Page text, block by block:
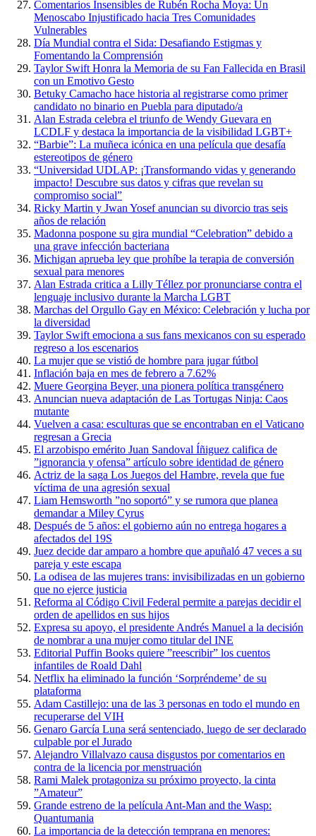
Comentarios Insensibles de Rubén Rocha Moya: Un
Menoscabo Injustificado hacia Tres Comunidades
Vulnerables
Día Mundial contra el Sida: Desafiando Estigmas y
Fomentando la Comprensión
Taylor Swift Honra la Memoria de su Fan Fallecida en Brasil
con un Emotivo Gesto
Betuky Camacho hace historia al registrarse como primer
candidato no binario en Puebla para diputado/a
Alan Estrada celebra el triunfo de Wendy Guevara en
LCDLF y destaca la importancia de la visibilidad LGBT+
“Barbie”: La muñeca icónica en una película que desafía
estereotipos de género
“Universidad UDLAP: ¡Transformando vidas y generando
impacto! Descubre sus datos y cifras que revelan su
compromiso social”
Ricky Martin y Jwan Yosef anuncian su divorcio tras seis
años de relación
Madonna pospone su gira mundial “Celebration” debido a
una grave infección bacteriana
Michigan aprueba ley que prohíbe la terapia de conversión
sexual para menores
Alan Estrada critica a Lilly Téllez por pronunciarse contra el
lenguaje inclusivo durante la Marcha LGBT
Marchas del Orgullo Gay en México: Celebración y lucha por
la diversidad
Taylor Swift emociona a sus fans mexicanos con su esperado
regreso a los escenarios
La mujer que se vistió de hombre para jugar fútbol
Inflación baja en mes de febrero a 7.62%
Muere Georgina Beyer, una pionera política transgénero
Anuncian nueva adaptación de Las Tortugas Ninja: Caos
mutante
Vuelven a casa: esculturas que se encontraban en el Vaticano
regresan a Grecia
El arzobispo emérito Juan Sandoval Íñiguez califica de
”ignorancia y ofensa” artículo sobre identidad de género
Actriz de la saga Los Juegos del Hambre, revela que fue
víctima de una agresión sexual
Liam Hemsworth ”no soportó” y se rumora que planea
demandar a Miley Cyrus
Después de 5 años: el gobierno aún no entrega hogares a
afectados del 19S
Juez decide dar amparo a hombre que apuñaló 47 veces a su
pareja y este escapa
La odisea de las mujeres trans: invisibilizadas en un gobierno
que no ejerce justicia
Reforma al Código Civil Federal permite a parejas decidir el
orden de apellidos en sus hijos
Expresa su apoyo, el presidente Andrés Manuel a la decisión
de nombrar a una mujer como titular del INE
Editorial Puffin Books quiere ”reescribir” los cuentos
infantiles de Roald Dahl
Netflix ha eliminado la función ‘Sorpréndeme’ de su
plataforma
Adam Castillejo: una de las 3 personas en todo el mundo en
recuperarse del VIH
Genaro García Luna será sentenciado, luego de ser declarado
culpable por el Jurado
Alejandro Villalvazo causa disgustos por comentarios en
contra de la licencia por menstruación
Rami Malek protagoniza su próximo proyecto, la cinta
”Amateur”
Grande estreno de la película Ant-Man and the Wasp:
Quantumania
La importancia de la detección temprana en menores: